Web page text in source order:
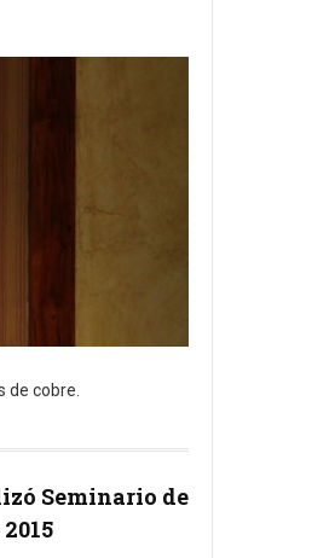
cobre.
Seminario de